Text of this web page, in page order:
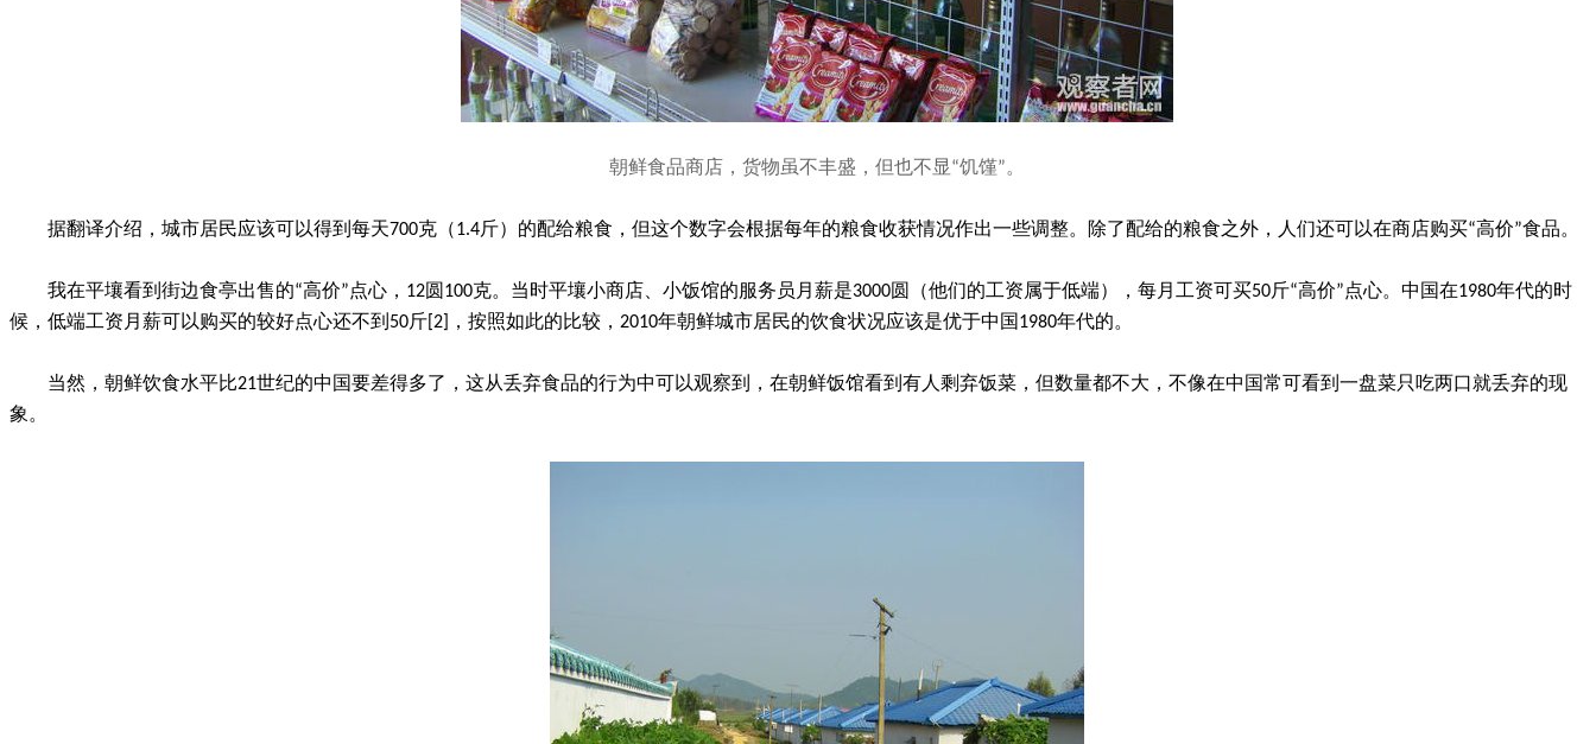
朝鲜食品商店，货物虽不丰盛，但也不显“饥馑”。
据翻译介绍，城市居民应该可以得到每天700克（1.4斤）的配给粮食，但这个数字会根据每年的粮食收获情况作出一些调整。除了配给的粮食之外，人们还可以在商店购买“高价”食品。
我在平壤看到街边食亭出售的“高价”点心，12圆100克。当时平壤小商店、小饭馆的服务员月薪是3000圆（他们的工资属于低端），每月工资可买50斤“高价”点心。中国在1980年代的时
候，低端工资月薪可以购买的较好点心还不到50斤[2]，按照如此的比较，2010年朝鲜城市居民的饮食状况应该是优于中国1980年代的。
当然，朝鲜饮食水平比21世纪的中国要差得多了，这从丢弃食品的行为中可以观察到，在朝鲜饭馆看到有人剩弃饭菜，但数量都不大，不像在中国常可看到一盘菜只吃两口就丢弃的现
象。